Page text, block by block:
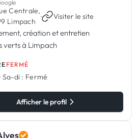
Centrale,
Limpach
· Visiter le site
création et entretien
verts à Limpach
FERMÉ
·Sa-di : Fermé
Afficher le profil